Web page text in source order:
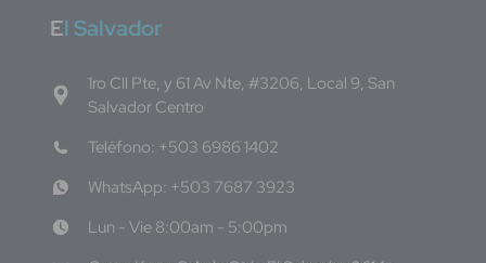
El Salvador
1ro Cll Pte, y 61 Av Nte, #3206, Local 9, San
Salvador Centro
Teléfono: +503 6986 1402
WhatsApp: +503 7687 3923
Lun - Vie 8:00am - 5:00pm